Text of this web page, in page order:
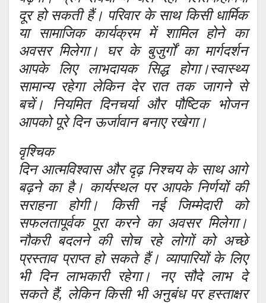
दूर हो सकती हैं। परिवार के साथ किसी धार्मिक
या सामाजिक कार्यक्रम में शामिल होने का
अवसर मिलेगा। घर के बुजुर्गों का मार्गदर्शन
आपके लिए लाभदायक सिद्ध होगा।स्वास्थ्य
सामान्य रहेगा लेकिन देर रात तक जागने से
बचें। नियमित दिनचर्या और पौष्टिक भोजन
आपको पूरे दिन ऊर्जावान बनाए रखेगा।
वृश्चिक
दिन आत्मविश्वास और दृढ़ निश्चय के साथ आगे
बढ़ने का है। कार्यस्थल पर आपके निर्णयों की
सराहना होगी। किसी नई जिम्मेदारी को
सफलतापूर्वक पूरा करने का अवसर मिलेगा।
नौकरी बदलने की सोच रहे लोगों को अच्छे
प्रस्ताव प्राप्त हो सकते हैं। व्यापारियों के लिए
भी दिन लाभकारी रहेगा। नए सौदे लाभ दे
सकते हैं, लेकिन किसी भी अनुबंध पर हस्ताक्षर